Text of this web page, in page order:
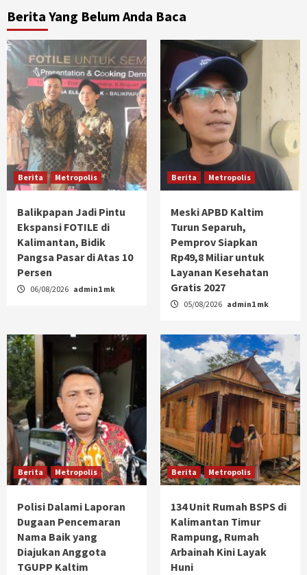
Berita Yang Belum Anda Baca
Berita Metropolis
Balikpapan Jadi Pintu
Ekspansi FOTILE di
Kalimantan, Bidik
Pangsa Pasar di Atas 10
Persen
06/08/2026 admin1 mk
Berita Metropolis
Meski APBD Kaltim
Turun Separuh,
Pemprov Siapkan
Rp49,8 Miliar untuk
Layanan Kesehatan
Gratis 2027
05/08/2026 admin1 mk
Berita Metropolis
Polisi Dalami Laporan
Dugaan Pencemaran
Nama Baik yang
Diajukan Anggota
TGUPP Kaltim
Berita Metropolis
134 Unit Rumah BSPS di
Kalimantan Timur
Rampung, Rumah
Arbainah Kini Layak
Huni